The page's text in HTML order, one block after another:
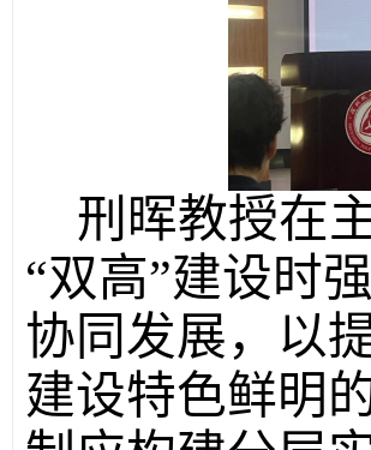
刑晖教授在
“双高”建设时
协同发展，以
建设特色鲜明